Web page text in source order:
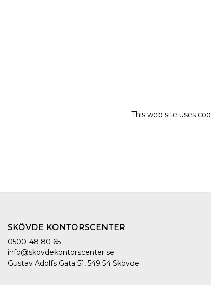
This web site uses
SKÖVDE KONTORSCENTER
0500-48 80 65
info@skovdekontorscenter.se
Gustav Adolfs Gata 51, 549 54 Skövde